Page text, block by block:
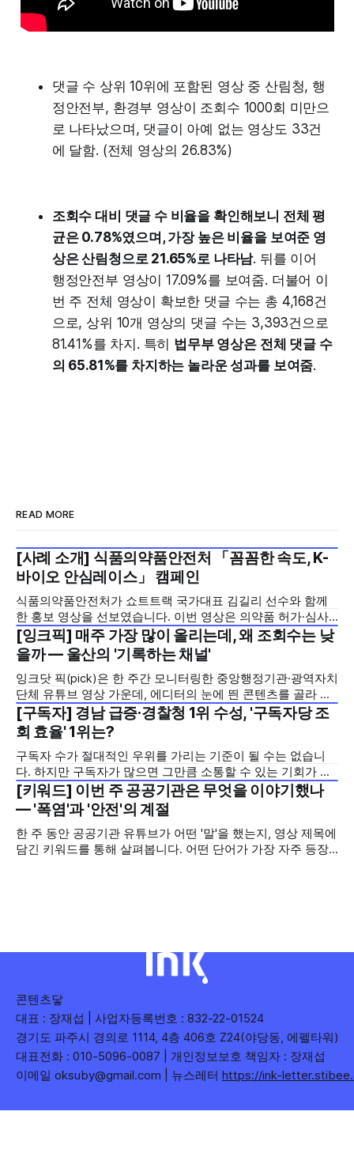
댓글 수 상위 10위에 포함된 영상 중 산림청, 행
정안전부, 환경부 영상이 조회수 1000회 미만으
로 나타났으며, 댓글이 아예 없는 영상도 33건
에 달함. (전체 영상의 26.83%)
조회수 대비 댓글 수 비율을 확인해보니 전체 평
균은 0.78%였으며, 가장 높은 비율을 보여준 영
상은 산림청으로 21.65%로 나타남. 뒤를 이어
행정안전부 영상이 17.09%를 보여줌. 더불어 이
번 주 전체 영상이 확보한 댓글 수는 총 4,168건
으로, 상위 10개 영상의 댓글 수는 3,393건으로
81.41%를 차지. 특히 법무부 영상은 전체 댓글 수
의 65.81%를 차지하는 놀라운 성과를 보여줌.
READ MORE
2026년 7월 5주
[사례 소개] 식품의약품안전처 「꼼꼼한 속도, K-
바이오 안심레이스」 캠페인
식품의약품안전처가 쇼트트랙 국가대표 김길리 선수와 함께
한 홍보 영상을 선보였습니다. 이번 영상은 의약품 허가·심사
기간을 기존 420일에서 240일로 단축한 정책을 국민에게 쉽
고 친근하게 알리기 위해 제작한 것으로, 딱딱하게 느껴질 수
있는 규제 정책을, 빙판 위에서 빠른 스피드와 꼼꼼한 준비를
모두 갖춘 김길리 선수의 이미지에 빗대어 풀어낸 것이 특징입
니다. '빠르지만
2026년 7월 5주
[잉크픽] 매주 가장 많이 올리는데, 왜 조회수는 낮
을까 — 울산의 '기록하는 채널'
잉크닷 픽(pick)은 한 주간 모니터링한 중앙행정기관·광역자치
단체 유튜브 영상 가운데, 에디터의 눈에 띈 콘텐츠를 골라 그
시도와 의미를 들여다보는 코너입니다. 조회수 순위표 맨 위에
오르지는 못했지만, 다른 채널이 가지 않은 길을 택한 콘텐츠
를 소개합니다. 이번 주는 특정 영상 한 편이 아니라, 채널 하나
의 '변화'를 이야기하려
2026년 7월 5주
[구독자] 경남 급증·경찰청 1위 수성, '구독자당 조
회 효율' 1위는?
구독자 수가 절대적인 우위를 가리는 기준이 될 수는 없습니
다. 하지만 구독자가 많으면 그만큼 소통할 수 있는 기회가 많
아집니다. 소통은 곧 채널의 신뢰로 이어집니다. 억지로 구독
자를 확보하기보다는 소통하는, 그래서 충성도 높은 구독자를
다수 확보하길 바라는 마음을 담아, 중앙행정기관과 광역자치
단체 유튜브 채널의 구독자를 월 단위로 분석합니다. 중앙행정
기관과 광역자치단체 유튜브 채널의 구독자를 통합하여
2026년 7월 5주
[키워드] 이번 주 공공기관은 무엇을 이야기했나
— '폭염'과 '안전'의 계절
한 주 동안 공공기관 유튜브가 어떤 '말'을 했는지, 영상 제목에
담긴 키워드를 통해 살펴봅니다. 어떤 단어가 가장 자주 등장
콘텐츠닿
대표 : 장재섭 | 사업자등록번호 : 832-22-01524
경기도 파주시 경의로 1114, 4층 406호 Z24(야당동, 에펠타워)
대표전화 : 010-5096-0087 | 개인정보보호 책임자 : 장재섭
이메일 oksuby@gmail.com | 뉴스레터 https://ink-